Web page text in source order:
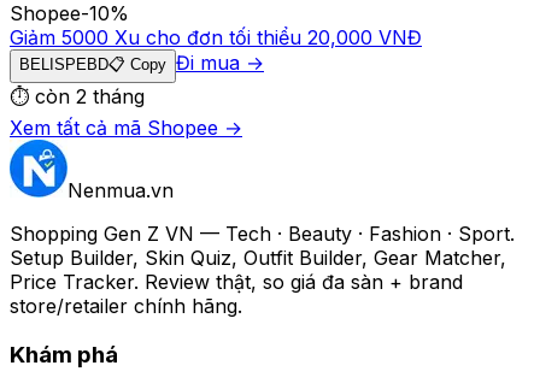
Shopee-10%
Giảm 5000 Xu cho đơn tối thiểu 20,000 VNĐ
BELISPEBD📋 Copy Đi mua →
⏱ còn 2 tháng
Xem tất cả mã Shopee →
Nenmua.vn
Shopping Gen Z VN — Tech · Beauty · Fashion · Sport.
Setup Builder, Skin Quiz, Outfit Builder, Gear Matcher,
Price Tracker. Review thật, so giá đa sàn + brand
store/retailer chính hãng.
Khám phá